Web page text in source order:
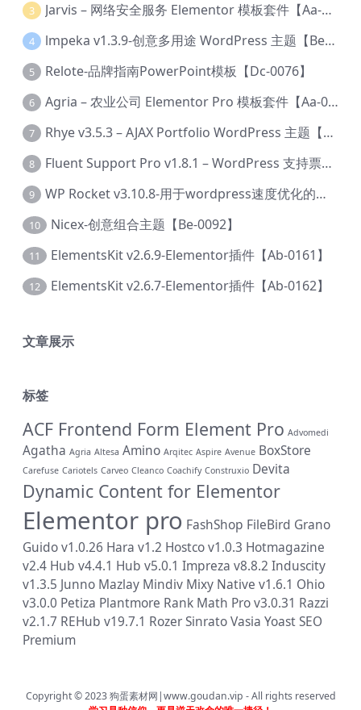
3 Jarvis – 网络安全服务 Elementor 模板套件【Aa-0035】
4 lmpeka v1.3.9-创意多用途 WordPress 主题【Be-0064】
5 Relote-品牌指南PowerPoint模板【Dc-0076】
6 Agria – 农业公司 Elementor Pro 模板套件【Aa-0003】
7 Rhye v3.5.3 – AJAX Portfolio WordPress 主题【Bi-0049】
8 Fluent Support Pro v1.8.1 – WordPress 支持票务系统【Cc-0041】
9 WP Rocket v3.10.8-用于wordpress速度优化的缓存加速插件【Cd-0019】
10 Nicex-创意组合主题【Be-0092】
11 ElementsKit v2.6.9-Elementor插件【Ab-0161】
12 ElementsKit v2.6.7-Elementor插件【Ab-0162】
文章展示
标签
ACF Frontend Form Element Pro Advomedi
Agatha Agria Altesa Amino Arqitec Aspire Avenue BoxStore
Carefuse Cariotels Carveo Cleanco Coachify Construxio Devita
Dynamic Content for Elementor
Elementor pro FashShop FileBird Grano
Guido v1.0.26 Hara v1.2 Hostco v1.0.3 Hotmagazine
v2.4 Hub v4.4.1 Hub v5.0.1 Impreza v8.8.2 Induscity
v1.3.5 Junno Mazlay Mindiv Mixy Native v1.6.1 Ohio
v3.0.0 Petiza Plantmore Rank Math Pro v3.0.31 Razzi
v2.1.7 REHub v19.7.1 RozerSinratoVasia Yoast SEO
Premium
Copyright © 2023狗蛋素材网|www.goudan.vip - All rights reserved